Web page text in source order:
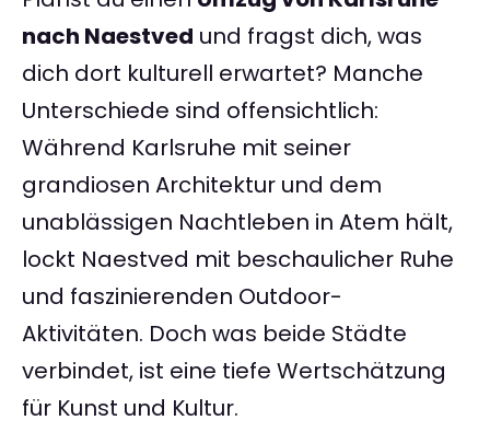
nach Naestved und fragst dich, was
dich dort kulturell erwartet? Manche
Unterschiede sind offensichtlich:
Während Karlsruhe mit seiner
grandiosen Architektur und dem
unablässigen Nachtleben in Atem hält,
lockt Naestved mit beschaulicher Ruhe
und faszinierenden Outdoor-
Aktivitäten. Doch was beide Städte
verbindet, ist eine tiefe Wertschätzung
für Kunst und Kultur.